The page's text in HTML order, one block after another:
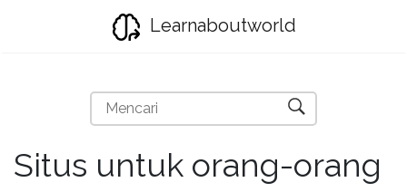
Learnaboutworld
Situs untuk orang-orang